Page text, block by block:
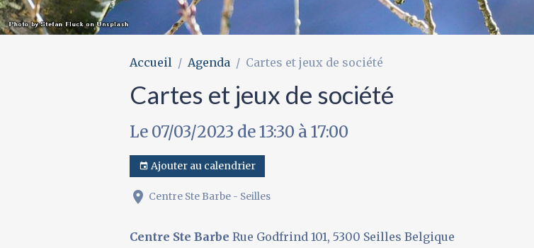
Accueil Agenda Cartes et jeux de société
Cartes et jeux de société
Le 07/03/2023 de 13:30 à 17:00
Ajouter au calendrier
Centre Ste Barbe - Seilles
Centre Ste Barbe Rue Godfrind 101, 5300 Seilles Belgique